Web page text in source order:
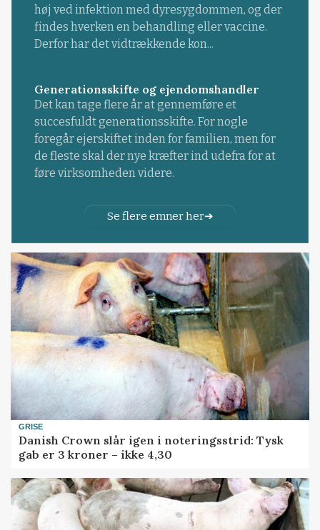
høj ved infektion med dyresygdommen, og der
findes hverken en behandling eller vaccine.
Derfor har det vidtrækkende kon...
Generationsskifte og ejendomshandler
Det kan tage flere år at gennemføre et
succesfuldt generationsskifte. For nogle
foregår ejerskiftet inden for familien, men for
de fleste skal der nye kræfter ind udefra for at
føre virksomheden videre.
Se flere emner her
GRISE
Danish Crown slår igen i noteringsstrid: Tysk
gab er 3 kroner – ikke 4,30